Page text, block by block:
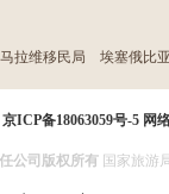
马拉维移民局 埃塞俄比
京ICP备18063059号-5 网
公司版权所有 国家旅游